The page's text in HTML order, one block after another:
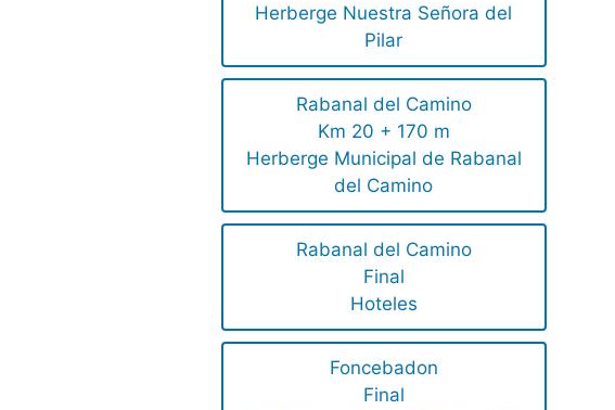
Herberge Nuestra Señora del
Pilar
Rabanal del Camino
Km 20 + 170 m
Herberge Municipal de Rabanal
del Camino
Rabanal del Camino
Final
Hoteles
Foncebadon
Final